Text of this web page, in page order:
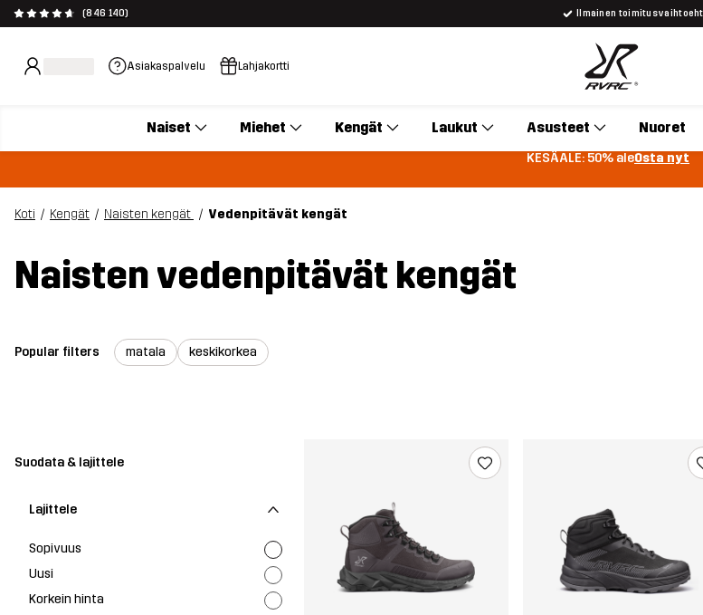
(846 140) Ilmainen
Asiakaspalvelu Lahjakortti
Naiset Miehet Kengät Laukut Asusteet Nuoret
KESÄALE: 50% aleOsta nyt
Koti Kengät Naisten kengät Vedenpitävät kengät
Naisten vedenpitävät kengät
Popular filters matala keskikorkea
Suodata & lajittele
Lajittele
Sopivuus
Uusi
Korkein hinta